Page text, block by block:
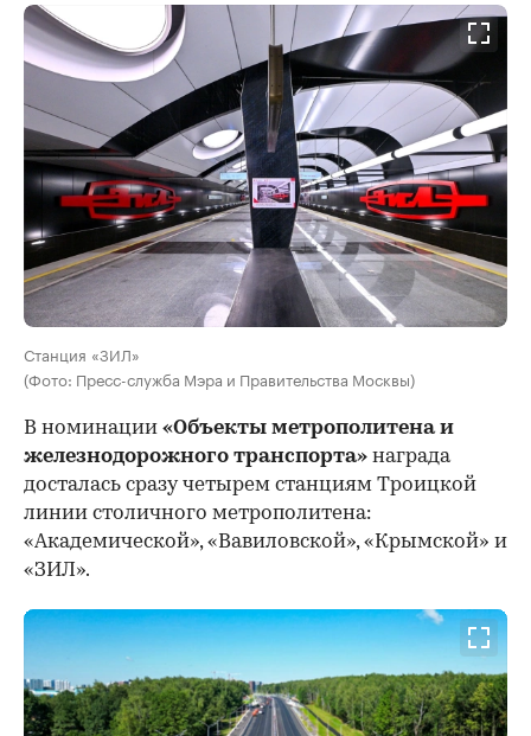
Станция «ЗИЛ»
(Фото: Пресс-служба Мэра и Правительства Москвы)
В номинации «Объекты метрополитена и
железнодорожного транспорта» награда
досталась сразу четырем станциям Троицкой
линии столичного метрополитена:
«Академической», «Вавиловской», «Крымской» и
«ЗИЛ».